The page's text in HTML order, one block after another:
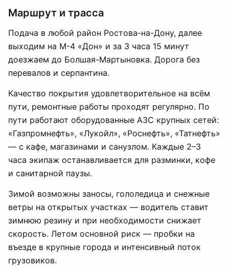
Маршрут и трасса
Подача в любой район Ростова-на-Дону, далее
выходим на М-4 «Дон» и за 3 часа 15 минут
доезжаем до Болшая-Мартыновка. Дорога без
перевалов и серпантина.
Качество покрытия удовлетворительное на всём
пути, ремонтные работы проходят регулярно. По
пути работают оборудованные АЗС крупных сетей:
«Газпромнефть», «Лукойл», «Роснефть», «Татнефть»
— с кафе, магазинами и санузлом. Каждые 2–3
часа экипаж останавливается для разминки, кофе
и санитарной паузы.
Зимой возможны заносы, гололедица и снежные
ветры на открытых участках — водитель ставит
зимнюю резину и при необходимости снижает
скорость. Летом основной риск — пробки на
въезде в крупные города и интенсивный поток
грузовиков.